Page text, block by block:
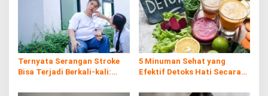
Ternyata Serangan Stroke
Bisa Terjadi Berkali-kali:
Cara Pencegahannya
5 Minuman Sehat yang
Efektif Detoks Hati Secara